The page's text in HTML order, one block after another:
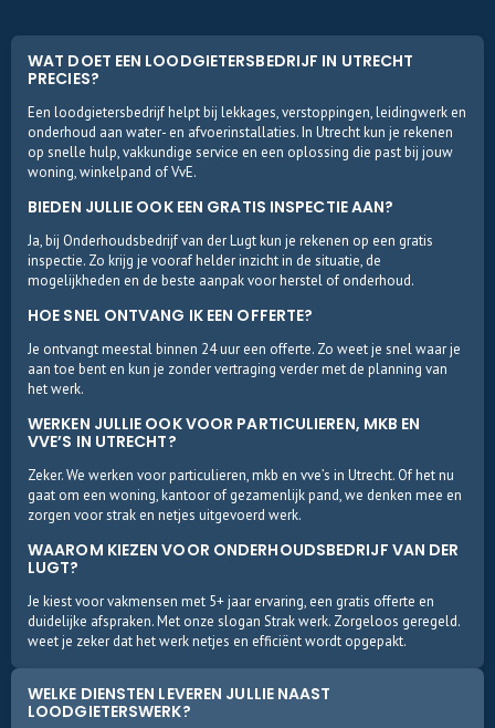
WAT DOET EEN LOODGIETERSBEDRIJF IN UTRECHT
PRECIES?
Een loodgietersbedrijf helpt bij lekkages, verstoppingen, leidingwerk en
onderhoud aan water- en afvoerinstallaties. In Utrecht kun je rekenen
op snelle hulp, vakkundige service en een oplossing die past bij jouw
woning, winkelpand of VvE.
BIEDEN JULLIE OOK EEN GRATIS INSPECTIE AAN?
Ja, bij Onderhoudsbedrijf van der Lugt kun je rekenen op een gratis
inspectie. Zo krijg je vooraf helder inzicht in de situatie, de
mogelijkheden en de beste aanpak voor herstel of onderhoud.
HOE SNEL ONTVANG IK EEN OFFERTE?
Je ontvangt meestal binnen 24 uur een offerte. Zo weet je snel waar je
aan toe bent en kun je zonder vertraging verder met de planning van
het werk.
WERKEN JULLIE OOK VOOR PARTICULIEREN, MKB EN
VVE’S IN UTRECHT?
Zeker. We werken voor particulieren, mkb en vve’s in Utrecht. Of het nu
gaat om een woning, kantoor of gezamenlijk pand, we denken mee en
zorgen voor strak en netjes uitgevoerd werk.
WAAROM KIEZEN VOOR ONDERHOUDSBEDRIJF VAN DER
LUGT?
Je kiest voor vakmensen met 5+ jaar ervaring, een gratis offerte en
duidelijke afspraken. Met onze slogan Strak werk. Zorgeloos geregeld.
weet je zeker dat het werk netjes en efficiënt wordt opgepakt.
WELKE DIENSTEN LEVEREN JULLIE NAAST
LOODGIETERSWERK?